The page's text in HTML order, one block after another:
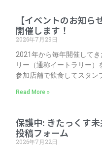
【イベントのお知
開催します！
2026年7月29日
2021年から毎年開催して
リー（通称イートラリー
参加店舗で飲食してスタン
す。まずは下の画像をタッ
期間 2026年（令和8年）9
Read More »
保護中: きたっくす
投稿フォーム
2026年7月22日